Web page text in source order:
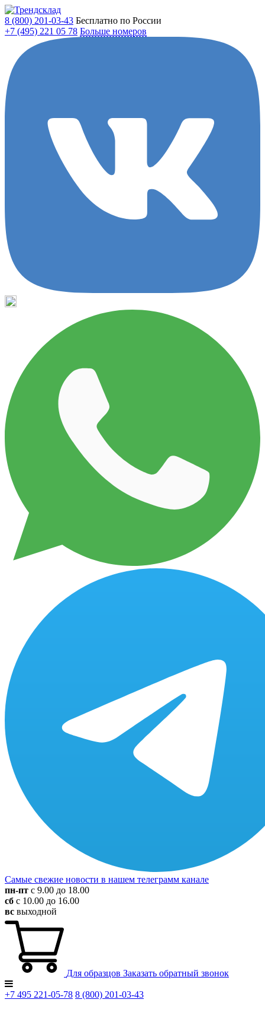
8 (800) 201-03-43 Бесплатно по России
+7 (495) 221 05 78 Больше номеров
Самые свежие новости в нашем телеграмм канале
пн-пт с 9.00 до 18.00
сб с 10.00 до 16.00
вс выходной
Для образцов Заказать обратный звонок
+7 495 221-05-78 8 (800) 201-03-43